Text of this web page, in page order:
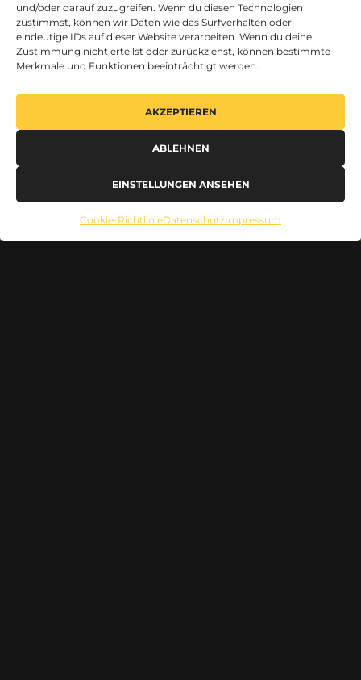
und/oder darauf zuzugreifen. Wenn du diesen Technologien
zustimmst, können wir Daten wie das Surfverhalten oder
eindeutige IDs auf dieser Website verarbeiten. Wenn du deine
Zustimmung nicht erteilst oder zurückziehst, können bestimmte
Merkmale und Funktionen beeinträchtigt werden.
AKZEPTIEREN
ABLEHNEN
EINSTELLUNGEN ANSEHEN
Cookie-RichtlinieDatenschutzImpressum